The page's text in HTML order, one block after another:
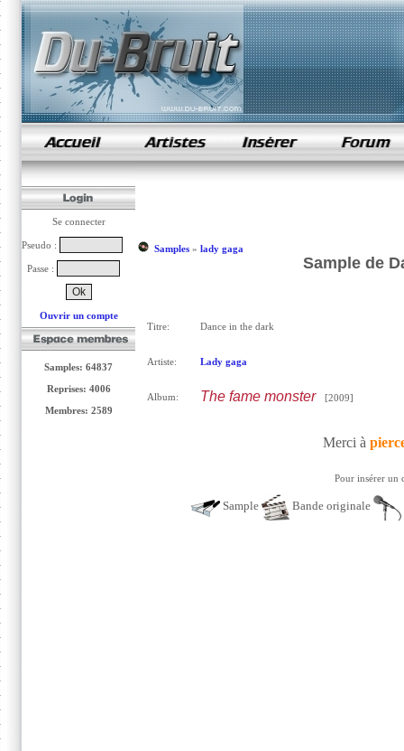
samples de rap
Se connecter
Pseudo :
Passe :
Ouvrir un compte
Samples: 64837
Reprises: 4006
Membres: 2589
Samples» lady gaga
Sample de
Titre: Dance in the dark
Artiste: Lady gaga
Album: The fame monster [2009]
Merci à
Pour insérer un
Sample Bande originale